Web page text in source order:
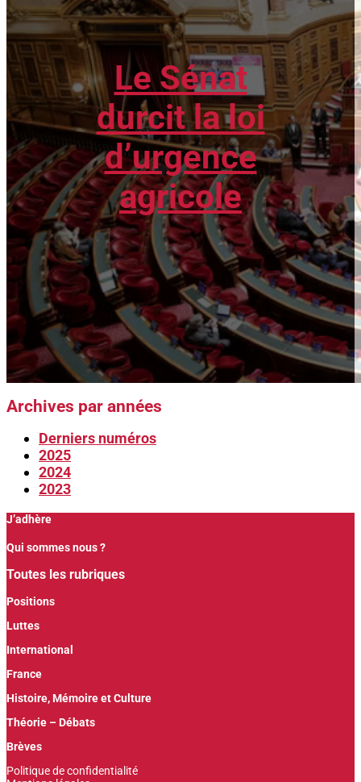
Le Sénat
durcit la loi
d’urgence
agricole
Archives par années
Derniers numéros
2025
2024
2023
J’adhère
Qui sommes nous ?
Toutes les rubriques
Positions
Luttes
International
France
Histoire, Mémoire et Culture
Théorie – Débats
Brèves
Politique de confidentialité